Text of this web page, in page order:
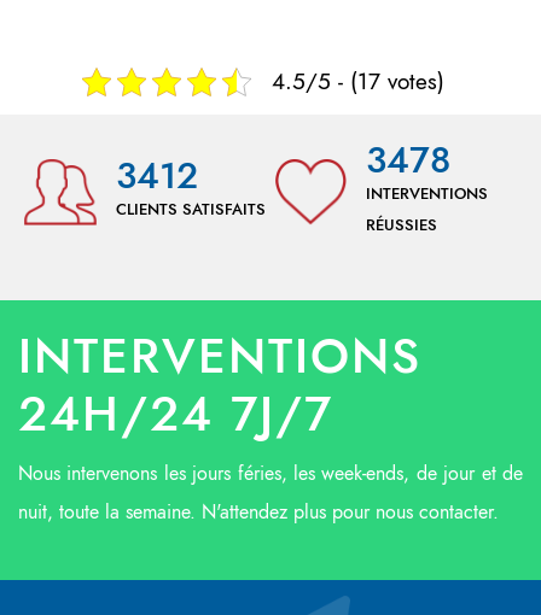
4.5/5 - (17 votes)
3412
CLIENTS SATISFAITS
3478
INTERVENTIONS
RÉUSSIES
INTERVENTIONS
24H/24 7J/7
Nous intervenons les jours féries, les week-ends, de jour et de
nuit, toute la semaine. N'attendez plus pour nous contacter.